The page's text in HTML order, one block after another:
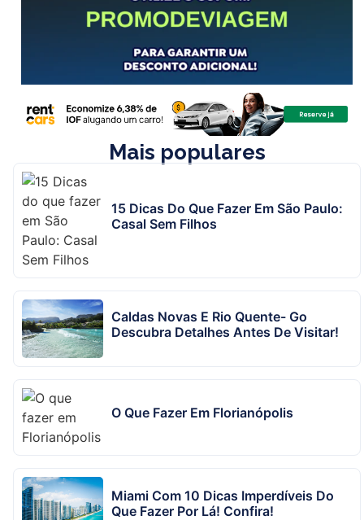
Mais populares
15 Dicas Do Que Fazer Em São Paulo:
Casal Sem Filhos
Caldas Novas E Rio Quente- Go
Descubra Detalhes Antes De Visitar!
O Que Fazer Em Florianópolis
Miami Com 10 Dicas Imperdíveis Do
Que Fazer Por Lá! Confira!